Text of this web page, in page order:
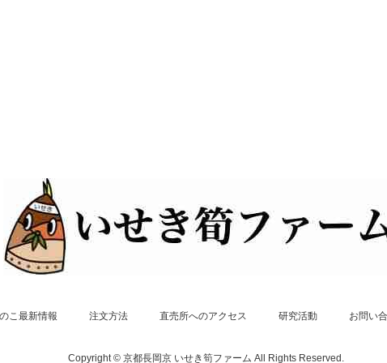
こ最新情報 注文方法 直売所へのアクセス 研究活動 お問い
Copyright © 京都長岡京 いせき筍ファーム All Rights Reserved.